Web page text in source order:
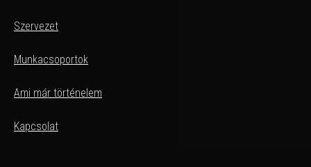
Szervezet
Munkacsoportok
Ami már történelem
Kapcsolat